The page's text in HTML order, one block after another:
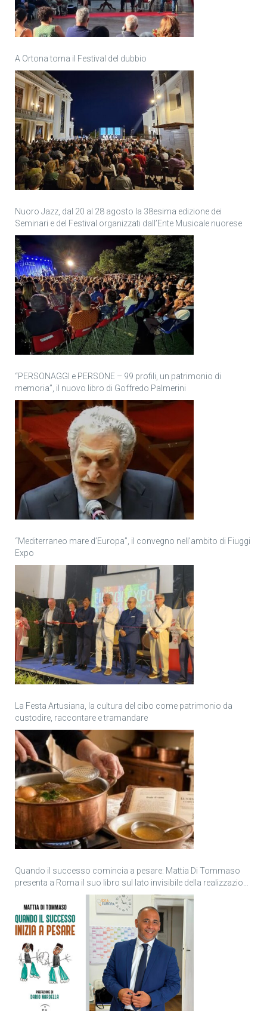
A Ortona torna il Festival del dubbio
Nuoro Jazz, dal 20 al 28 agosto la 38esima edizione dei
Seminari e del Festival organizzati dall’Ente Musicale nuorese
“PERSONAGGI e PERSONE – 99 profili, un patrimonio di
memoria”, il nuovo libro di Goffredo Palmerini
“Mediterraneo mare d’Europa”, il convegno nell’ambito di Fiuggi
Expo
La Festa Artusiana, la cultura del cibo come patrimonio da
custodire, raccontare e tramandare
Quando il successo comincia a pesare: Mattia Di Tommaso
presenta a Roma il suo libro sul lato invisibile della realizzazione